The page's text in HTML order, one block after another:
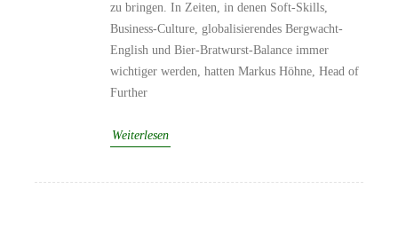
zu bringen. In Zeiten, in denen Soft-Skills,
Business-Culture, globalisierendes Bergwacht-
English und Bier-Bratwurst-Balance immer
wichtiger werden, hatten Markus Höhne, Head of
Further
Weiterlesen